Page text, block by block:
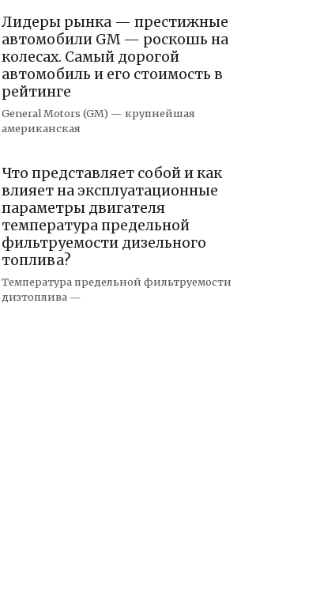
Лидеры рынка — престижные
автомобили GM — роскошь на
колесах. Самый дорогой
автомобиль и его стоимость в
рейтинге
General Motors (GM) — крупнейшая
американская
Что представляет собой и как
влияет на эксплуатационные
параметры двигателя
температура предельной
фильтруемости дизельного
топлива?
Температура предельной фильтруемости
дизтоплива —